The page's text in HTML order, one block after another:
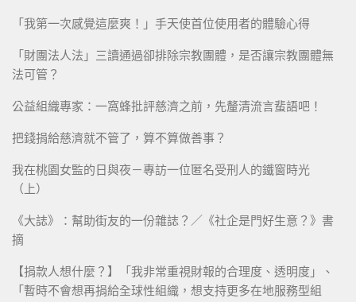
「我第一次感覺這麼爽！」手天使首位使用者的體驗心得
「財團法人法」三讀通過卻排除宗教團體，是否讓宗教團體無
法可管？
公益組織專家：一窩蜂批評慈濟之前，先釐清流言蜚語吧！
把錢捐給慈濟就不管了，算不算做善事？
我在桃園女監的日與夜－專訪一位匿名受刑人的鐵窗時光
（上）
《大誌》：幫助街友的一份雜誌？／《社企是門好生意？》書
摘
【捐款人想什麼？】「我非常重視財報的合理度、透明度」、
「暫時不會想再捐給全球性組織，想支持更多在地服務型組